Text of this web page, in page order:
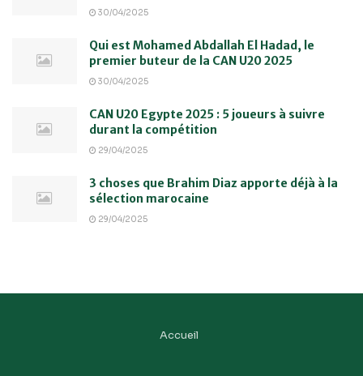
30/04/2025
Qui est Mohamed Abdallah El Hadad, le
premier buteur de la CAN U20 2025
30/04/2025
CAN U20 Egypte 2025 : 5 joueurs à suivre
durant la compétition
29/04/2025
3 choses que Brahim Diaz apporte déjà à la
sélection marocaine
29/04/2025
Accueil